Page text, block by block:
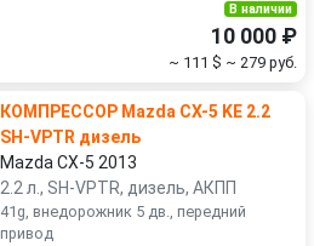
В наличии
10 000 ₽
~ 111 $ ~ 279 руб.
КОМПРЕССОР Mazda CX-5 KE 2.2
SH-VPTR дизель
Mazda CX-5 2013
2.2 л., SH-VPTR, дизель, АКПП
41g, внедорожник 5 дв., передний
привод